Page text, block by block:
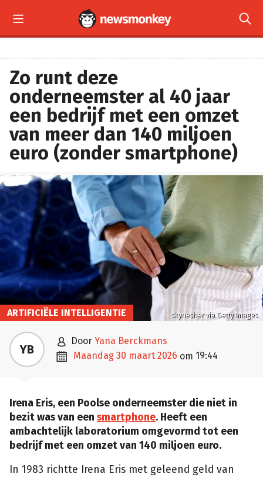
 
Zo runt deze
onderneemster al 40 jaar
een bedrijf met een omzet
van meer dan 140 miljoen
euro (zonder smartphone)
skynesher via Getty Images
ARTIFICIËLE INTELLIGENTIE
YB  door Yana Berckmans
 maandag 30 maart 2026 om 19:44
Irena Eris, een Poolse onderneemster die niet in
bezit was van een smartphone. Heeft een
ambachtelijk laboratorium omgevormd tot een
bedrijf met een omzet van 140 miljoen euro.
In 1983 richtte Irena Eris met geleend geld van